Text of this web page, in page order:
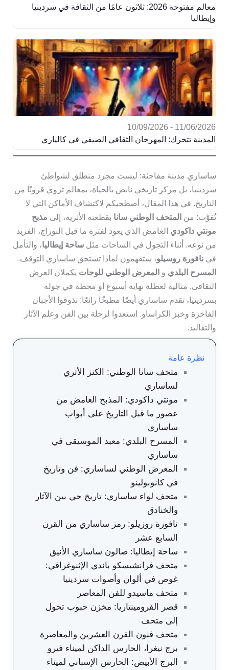
معالم مفتوحة 2026: ثلاثون عامًا من الثقافة في سردينيا
وإيطاليا
11/06/2026 - 10/09/2026
المدينة تتحرك: المهرجان الثقافي الصيفي في كالياري
ساساري مدينة مفاجئة: ليست مجرد منطلق لشواطئ
سردينيا، بل مركز تاريخي نابض بالحياة، بمعالم تروي قرونًا من
التاريخ. في هذا المقال، أصطحبكم لاكتشاف الأماكن التي لا
تُفوَّت: منالمتحف الوطني سانابقطعته الأثرية، إلىمذبح
مونتي داكوديالغامض الذي يعود لفترة ما قبل النوراج، الفريد
من نوعه. أثناء التجول في الساحات مثلساحة إيطاليا، والتأمل
فينافورة روسيلو، ستفهمون لماذا تستحق ساساري التوقف.
المسرح البلديوالمعرض الوطني للوحاتيكملان العرض
الثقافي. مثالية لعطلة نهاية أسبوع أو محطة في جولة
بسردينيا، تقدم ساساري أيضًا مطبخًا رائعًا: تذوقوا الأجبان
الفاخرة وخبز الكراساو. استعدوا لرحلة بين الفن وعلم الآثار
والتقاليد.
نظرة عامة
متحف سانا الوطني: الكنز الأثري
لساساري
مونتي داكودي: المذبح الغامض من
عصور ما قبل التاريخ على أبواب
ساساري
المسرح البلدي: معبد الموسيقى في
ساساري
المعرض الوطني لساساري: فن وتاريخ
في كانوبولينو
متحف لواء ساساري: تاريخ حي بين الآثار
والخنادق
نافورة روزيلو: رمز ساساري من القرن
السابع عشر
ساحة إيطاليا: صالون ساساري الأنيق
متحف فرانشيسكو باندي الإثنوغرافي:
غوص في ألوان وأصوات سردينيا
متحف ماسيدو للفن المعاصر
قصر الفرومينتاريا: مخزن حبوب تحول
إلى متحف
متحف فنون القرن العشرين والمعاصرة
برج نيغرا، الحارس الداكن لميناء فيرو
البرج الأبيض: الحارس الإسباني لميناء